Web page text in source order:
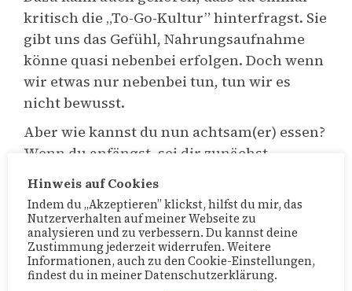
kritisch die „To-Go-Kultur” hinterfragst. Sie
gibt uns das Gefühl, Nahrungsaufnahme
könne quasi nebenbei erfolgen. Doch wenn
wir etwas nur nebenbei tun, tun wir es
nicht bewusst.
Aber wie kannst du nun achtsam(er) essen?
Wenn du anfängst, sei dir zunächst
bewusst, was du da isst. Das bedeutet, dass
du dein Frühstück, Mittag- oder
Abendessen – oder auch jedes einzelne
Nahrungsmittel, wie etwa einen Apfel – als
etwas ansiehst, was es zu würdigen gilt. Du
kannst dankbar sein, es genießen zu
Hinweis auf Cookies
Indem du „Akzeptieren” klickst, hilfst du mir, das
Nutzerverhalten auf meiner Webseite zu
analysieren und zu verbessern. Du kannst deine
Zustimmung jederzeit widerrufen. Weitere
Informationen, auch zu den Cookie-Einstellungen,
findest du in meiner Datenschutzerklärung.